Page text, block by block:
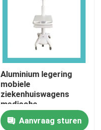
Aluminium legering
mobiele
ziekenhuiswagens
medische
computerwagens
witte ABSAanvraag sturen